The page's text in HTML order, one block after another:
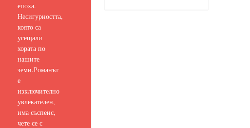
епоха.
Несигурността,
която са
усещали
хората по
нашите
земи.Романът
е
изключително
увлекателен,
има съспенс,
чете се с